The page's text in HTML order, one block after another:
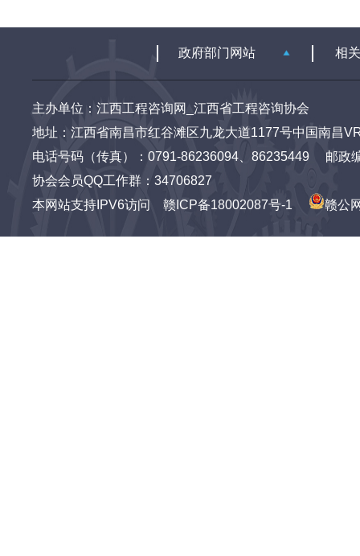
主办单位：江西工程咨询网_江西省工程咨询协会
地址：江西省南昌市红谷滩区九龙大道1177号中国南昌
电话号码（传真）：0791-86236094、86235449 邮
协会会员QQ工作群：34706827
本网站支持IPV6访问 赣ICP备18002087号-1 赣公